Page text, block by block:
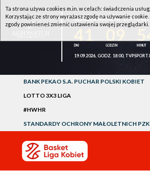
1KS ŚLĘZA WROCŁAW - LOTTO
19.09.2026, GODZ. 18:00,
BANK PEKAO S.A. PUCHAR POLSKI KOBIET
LOTTO 3X3 LIGA
#HWHR
STANDARDY OCHRONY MAŁOLETNICH
Ta strona używa cookies m.in. w celach: świadczenia
Korzystając ze strony wyrażasz zgodę na używanie
zgody powinieneś zmienić ustawienia swojej przeglądarki.